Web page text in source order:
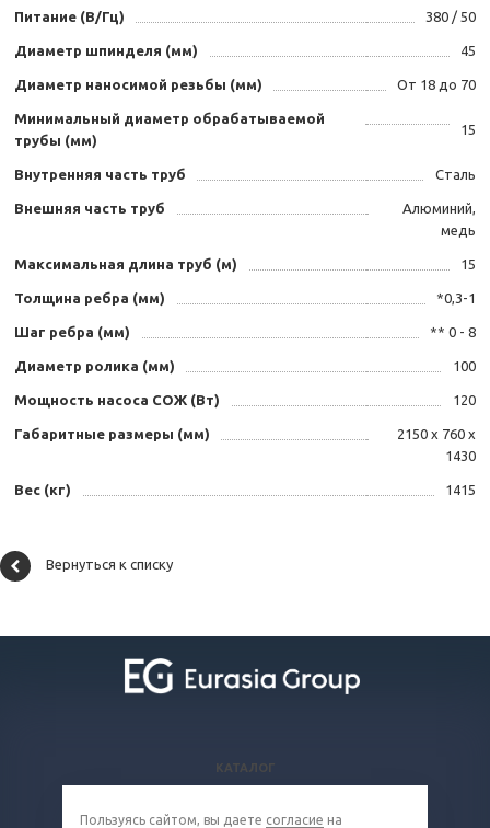
Питание (В/Гц) 380 / 50
Диаметр шпинделя (мм) 45
Диаметр наносимой резьбы (мм) От 18 до 70
Минимальный диаметр обрабатываемой
трубы (мм)
15
Внутренняя часть труб Сталь
Внешняя часть труб
Алюминий,
медь
Максимальная длина труб (м) 15
Толщина ребра (мм) *0,3-1
Шаг ребра (мм) ** 0 - 8
Диаметр ролика (мм) 100
Мощность насоса СОЖ (Вт) 120
Габаритные размеры (мм)
2150 х 760 х
1430
Вес (кг) 1415
Вернуться к списку
КАТАЛОГ
КОМПАНИЯ
Пользуясь сайтом, вы даете согласие на